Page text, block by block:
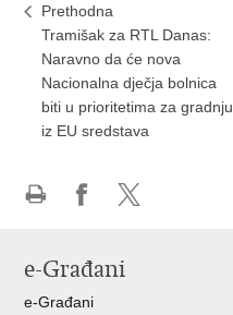
Prethodna
Tramišak za RTL Danas:
Naravno da će nova
Nacionalna dječja bolnica
biti u prioritetima za gradnju
iz EU sredstava
Facebooku
X-
e-Građani
e-Građani